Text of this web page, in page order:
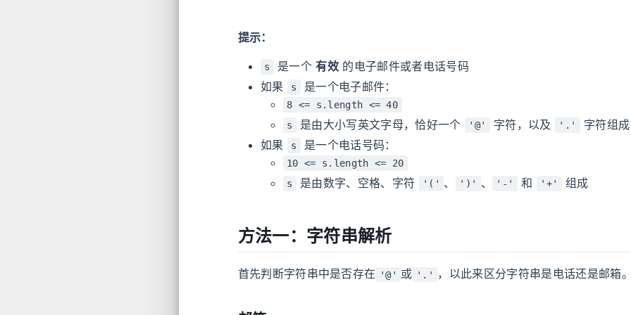
提示：
s 是一个有效 的电子邮件或者电话号码
如果
s 是一个电子邮件：
8 <= s.length <= 40
s
是由大小写英文字母，恰好一个 '@' 字符，以及 '.'
字符组成
如果
s 是一个电话号码：
10 <= s.length <= 20
s
是由数字、空格、字符 '(' 、 ')' 、 '-' 和 '+' 组成
方法一：字符串解析
首先判断字符串中是否存在 '@' 或 '.' ，以此来区分字符串是电话还是邮箱